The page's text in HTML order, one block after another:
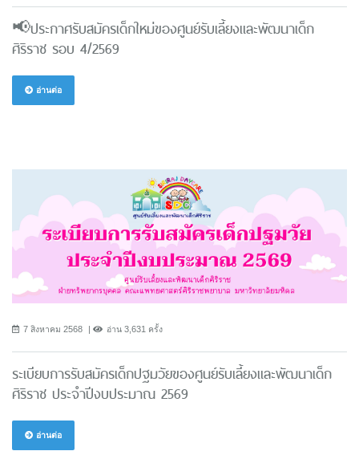
📢ประกาศรับสมัครเด็กใหม่ของศูนย์รับเลี้ยงและพัฒนาเด็ก
ศิริราช รอบ 4/2569
อ่านต่อ
7 สิงหาคม 2568 อ่าน 3,631 ครั้ง
ระเบียบการรับสมัครเด็กปฐมวัยของศูนย์รับเลี้ยงและพัฒนาเด็ก
ศิริราช ประจำปีงบประมาณ 2569
อ่านต่อ